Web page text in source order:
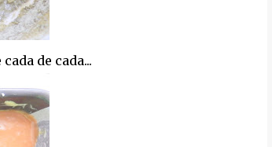
de cada...